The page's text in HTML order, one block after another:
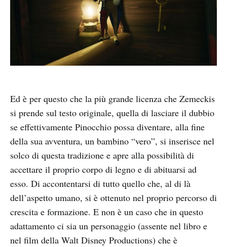
Ed è per questo che la più grande licenza che Zemeckis
si prende sul testo originale, quella di lasciare il dubbio
se effettivamente Pinocchio possa diventare, alla fine
della sua avventura, un bambino “vero”, si inserisce nel
solco di questa tradizione e apre alla possibilità di
accettare il proprio corpo di legno e di abituarsi ad
esso. Di accontentarsi di tutto quello che, al di là
dell’aspetto umano, si è ottenuto nel proprio percorso di
crescita e formazione. E non è un caso che in questo
adattamento ci sia un personaggio (assente nel libro e
nel film della Walt Disney Productions) che è